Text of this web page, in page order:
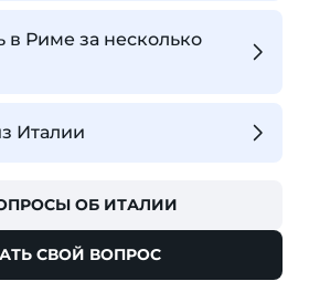
в Риме за несколько
Италии
ОБ ИТАЛИИ
СВОЙ ВОПРОС